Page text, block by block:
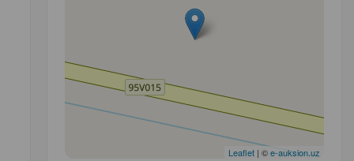
Leaflet| ©e-auksion.uz